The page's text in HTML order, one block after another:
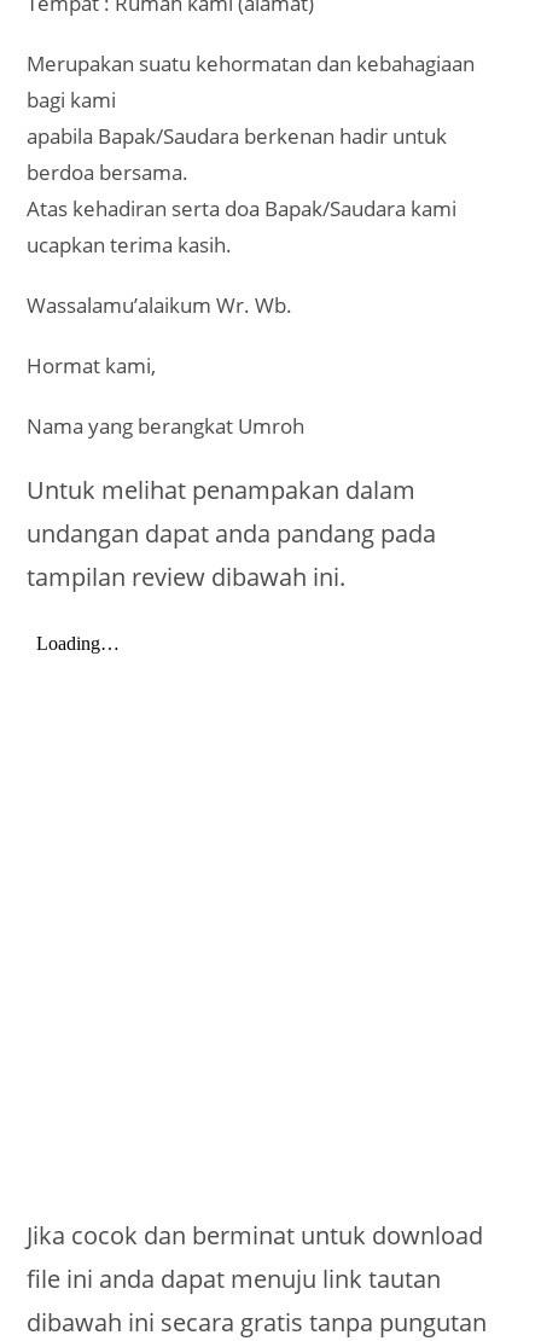
Merupakan suatu kehormatan dan kebahagiaan
bagi kami
apabila Bapak/Saudara berkenan hadir untuk
berdoa bersama.
Atas kehadiran serta doa Bapak/Saudara kami
ucapkan terima kasih.
Wassalamu’alaikum Wr. Wb.
Hormat kami,
Nama yang berangkat Umroh
Untuk melihat penampakan dalam
undangan dapat anda pandang pada
tampilan review dibawah ini.
Jika cocok dan berminat untuk download
file ini anda dapat menuju link tautan
dibawah ini secara gratis tanpa pungutan